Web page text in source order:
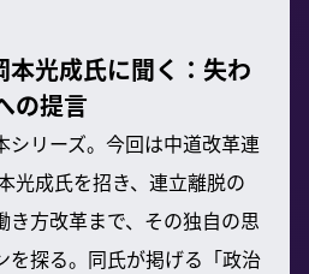
本光成氏に聞く：失わ
の提言
シリーズ。今回は中道改革連
光成氏を招き、連立離脱の
き方改革まで、その独自の思
を探る。同氏が掲げる「政治